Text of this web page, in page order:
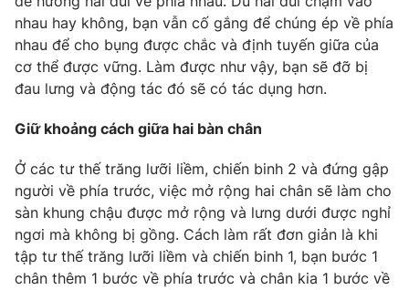
Theo dõi báo trên
Cơ quan báo chí: Thời báo VTV
Giấy phép hoạt động báo in và báo điện tử số 483/GP-BTTTT
cấp ngày 29/12/2023
Tổng Biên tập:Vũ Thanh Thủy
Phó Tổng Biên tập:Nguyễn Thị Mỹ Hạnh, Phạm Quốc Thắng,
Nguyễn Trọng Ninh
Tổng đài VTV: 024.38 355 931 - 024.38 355 932
nhau hay không, bạn vẫn cố gắng để chúng ép về phía
nhau để cho bụng được chắc và định tuyến giữa của
cơ thể được vững. Làm được như vậy, bạn sẽ đỡ bị
đau lưng và động tác đó sẽ có tác dụng hơn.
Giữ khoảng cách giữa hai bàn chân
Ở các tư thế trăng lưỡi liềm, chiến binh 2 và đứng gập
người về phía trước, việc mở rộng hai chân sẽ làm cho
sàn khung chậu được mở rộng và lưng dưới được nghỉ
ngơi mà không bị gồng. Cách làm rất đơn giản là khi
tập tư thế trăng lưỡi liềm và chiến binh 1, bạn bước 1
chân thêm 1 bước về phía trước và chân kia 1 bước về